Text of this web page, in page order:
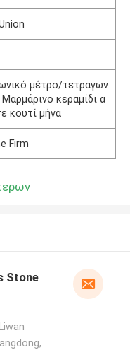
μέτρο/τετραγων
κεραμίδι α
κουτί μήνα
Firm
Stone